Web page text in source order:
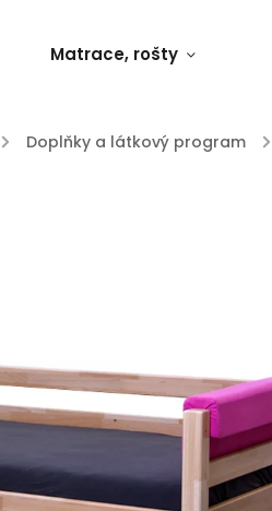
Matrace, rošty
/ Doplňky a látkový program /